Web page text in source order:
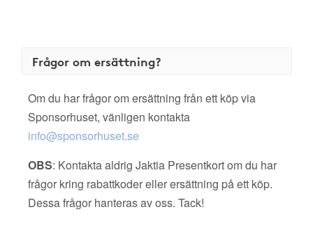
Frågor om ersättning?
Om du har frågor om ersättning från ett köp via
Sponsorhuset, vänligen kontakta
info@sponsorhuset.se
OBS: Kontakta aldrig Jaktia Presentkort om du har
frågor kring rabattkoder eller ersättning på ett köp.
Dessa frågor hanteras av oss. Tack!